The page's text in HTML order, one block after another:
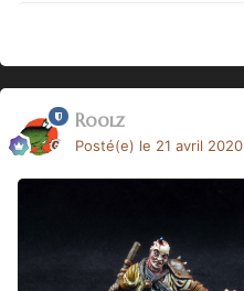
Roolz
Posté(e) le 21 avril 2020